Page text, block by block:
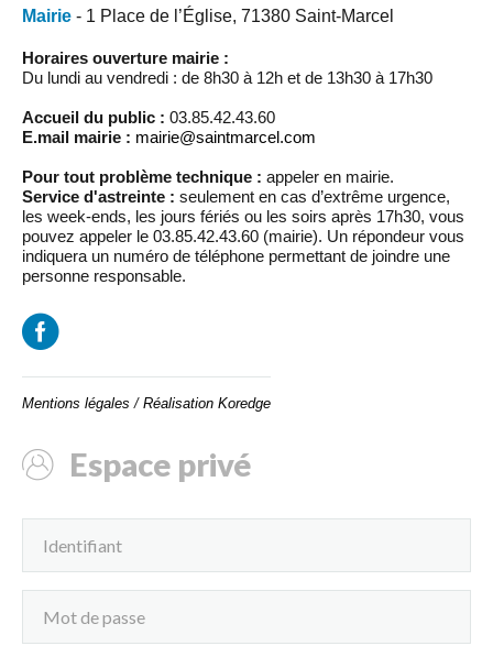
Mairie - 1 Place de l’Église, 71380 Saint-Marcel
Horaires ouverture mairie :
Du lundi au vendredi : de 8h30 à 12h et de 13h30 à 17h30
Accueil du public : 03.85.42.43.60
E.mail mairie : mairie@saintmarcel.com
Pour tout problème technique : appeler en mairie.
Service d'astreinte : seulement en cas d’extrême urgence,
les week-ends, les jours fériés ou les soirs après 17h30, vous
pouvez appeler le 03.85.42.43.60 (mairie). Un répondeur vous
indiquera un numéro de téléphone permettant de joindre une
personne responsable.
Mentions légales / Réalisation Koredge
Espace privé